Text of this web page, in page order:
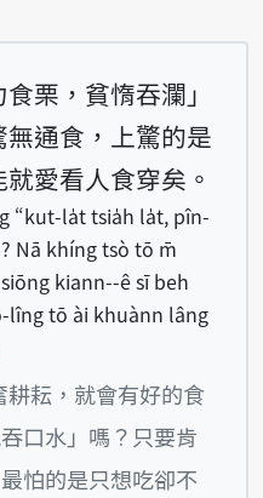
栗，貧惰吞瀾」
通食，上驚的是
愛看人食穿矣。
“kut-la̍t tsia̍h la̍t, pîn-
Nā khíng tsò tō m̄
kiann--ê sī beh
tō ài khuànn lâng
放例句Lí bô thiann
耘，就會有好的食
口水」嗎？只要肯
怕的是只想吃卻不